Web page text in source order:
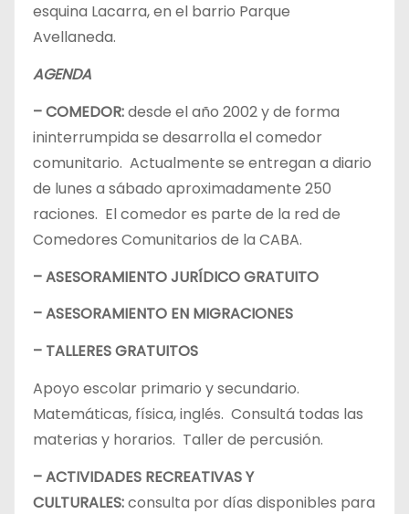
esquina Lacarra, en el barrio Parque
Avellaneda.
AGENDA
– COMEDOR:desde el año 2002 y de forma
ininterrumpida se desarrolla el comedor
comunitario. Actualmente se entregan a diario
de lunes a sábado aproximadamente 250
raciones. El comedor es parte de la red de
Comedores Comunitarios de la CABA.
– ASESORAMIENTO JURÍDICO GRATUITO
– ASESORAMIENTO EN MIGRACIONES
– TALLERES GRATUITOS
Apoyo escolar primario y secundario.
Matemáticas, física, inglés. Consultá todas las
materias y horarios. Taller de percusión.
– ACTIVIDADES RECREATIVAS Y
CULTURALES:consulta por días disponibles para